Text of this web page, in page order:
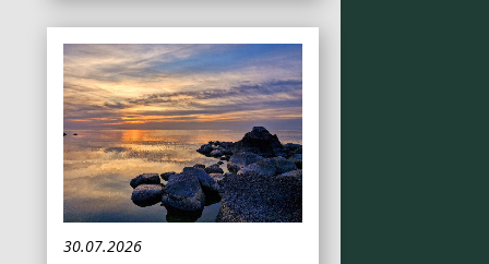
30.07.2026